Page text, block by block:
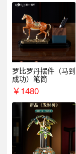
罗比罗丹摆件（马到
成功）笔筒
￥1480